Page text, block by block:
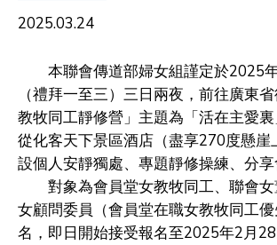
2025.03.24
本聯會傳道部婦女組謹定於2025
（禮拜一至三）三日兩夜，前往廣
教牧同工靜修營」主題為「活在主愛
從化客天下景區酒店（盡享270度懸崖
設個人安靜獨處、專題靜修操練、分享
對象為會員堂女教牧同工、聯會女
女顧問委員（會員堂在職女教牧同工
名，即日開始接受報名至2025年2月